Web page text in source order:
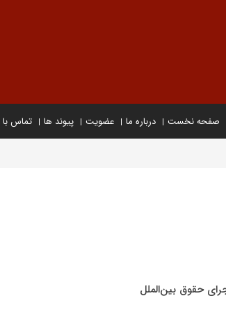
صفحه نخست درباره ما عضویت پیوند ها تماس با
حقوق بین‌الملل